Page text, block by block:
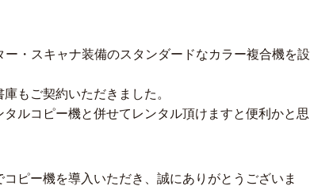
・スキャナ装備のスタンダードなカラー複合機を設
もご契約いただきました。
ルコピー機と併せてレンタル頂けますと便利かと思
ピー機を導入いただき、誠にありがとうございま